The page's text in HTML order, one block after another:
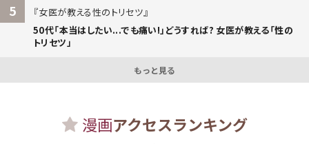
5
女医が教える性のトリセツ
50代「本当はしたい...でも痛い!」どうすれば? 女医が教える「性の
トリセツ」
もっと見る
漫画アクセスランキング